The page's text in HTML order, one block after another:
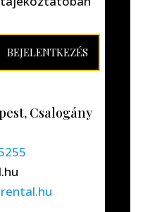
BEJELENTKEZÉS
Csalogány